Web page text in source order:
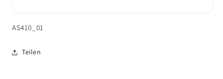
SKU:
AS410_01
Teilen